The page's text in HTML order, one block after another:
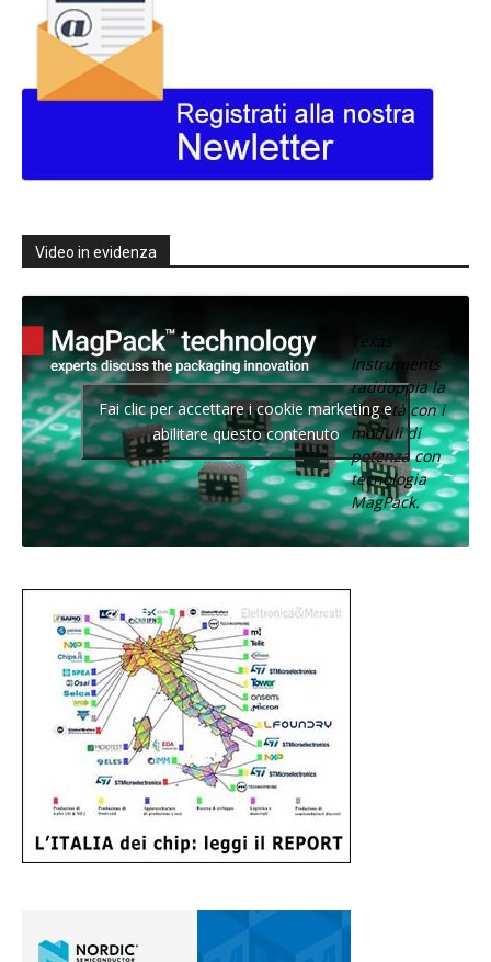
Video in evidenza
Texas
Instruments
raddoppia la
densità con i
moduli di
potenza con
tecnologia
MagPack.
Fai clic per accettare i cookie marketing e
abilitare questo contenuto